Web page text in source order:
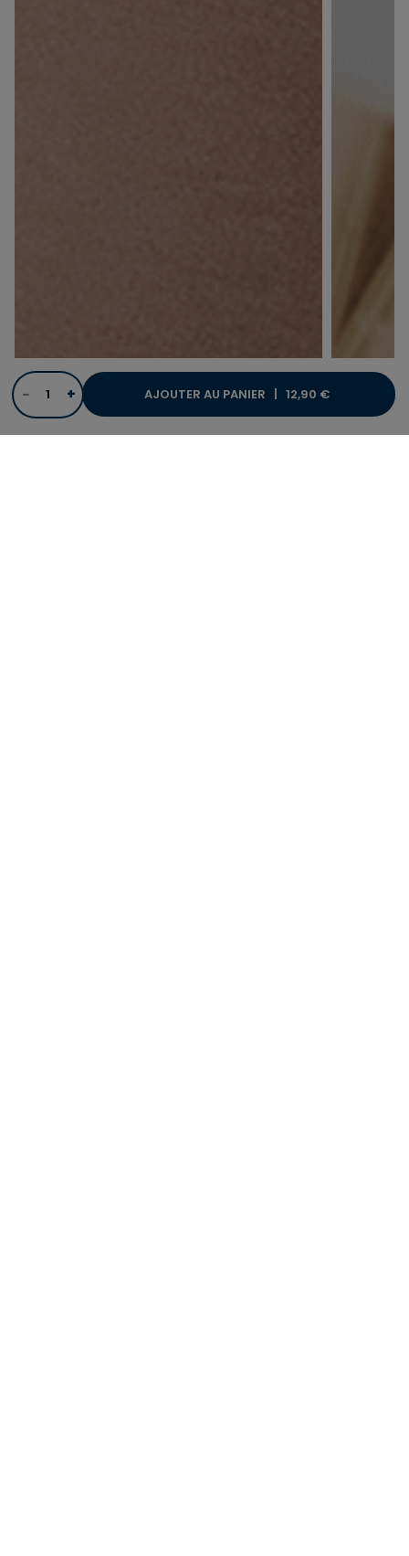
− + AJOUTER AU PANIER | 12,90 €